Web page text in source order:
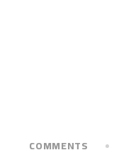
COMMENTS